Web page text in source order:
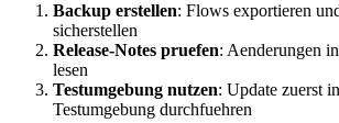
Backup erstellen: Flows exportieren
sicherstellen
Release-Notes pruefen: Aenderungen
lesen
Testumgebung nutzen: Update zuerst
Testumgebung durchfuehren